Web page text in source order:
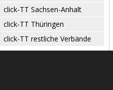
click-TT Sachsen-Anhalt
click-TT Thüringen
click-TT restliche Verbände